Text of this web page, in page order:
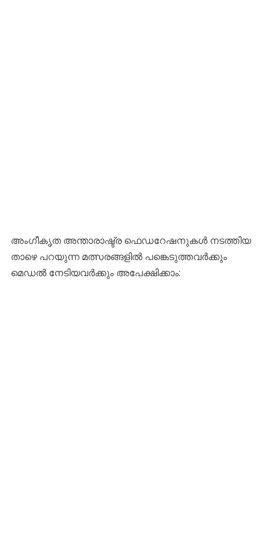
​അംഗീകൃത അന്താരാഷ്ട്ര ഫെഡറേഷനുകൾ നടത്തിയ
താഴെ പറയുന്ന മത്സരങ്ങളിൽ പങ്കെടുത്തവർക്കും
മെഡൽ നേടിയവർക്കും അപേക്ഷിക്കാം: